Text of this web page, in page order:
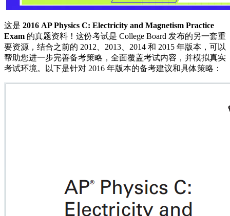
这是 2016 AP Physics C: Electricity and Magnetism Practice
Exam 的真题资料！这份考试是 College Board 发布的另一套重
要资源，结合之前的 2012、2013、2014 和 2015 年版本，可以
帮助您进一步完善备考策略，全面覆盖考试内容，并模拟真实
考试环境。以下是针对 2016 年版本的备考建议和具体策略：